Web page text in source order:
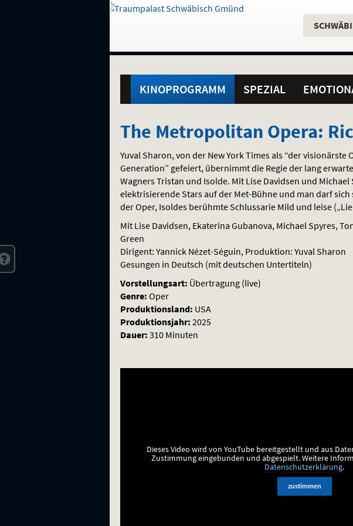
direkt
Inhalt
Menü
und
Gehe
Standortauswahl
Aktueller
KINOPROGRAMM SPEZIAL
The
Metropolitan
Opera:
Richard
Wagner
TRISTAN
UND
ISOLDE
The Metropolitan Opera:
Yuval Sharon, von der New York Times als “der visionärste
Generation” gefeiert, übernimmt die Regie der lang
Wagners Tristan und Isolde. Mit Lise Davidsen und Michael
elektrisierende Stars auf der Met-Bühne und man darf
der Oper, Isoldes berühmte Schlussarie Mild und leise
Mit Lise Davidsen, Ekaterina Gubanova, Michael Spyres,
Green
Dirigent: Yannick Nézet-Séguin, Produktion: Yuval Sharon
Gesungen in Deutsch (mit deutschen Untertiteln)
Vorstellungsart: Übertragung (live)
Genre: Oper
Produktionsland: USA
Produktionsjahr: 2025
Dauer: 310 Minuten
Dieses Video wird von YouTube bereitgestellt und aus
Zustimmung eingebunden und abgespielt.Weitere
Datenschutzerklärung.
zustimmen